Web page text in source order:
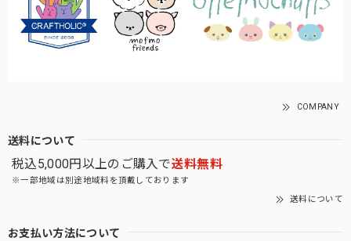
COMPANY
送料について
税込5,000円以上のご購入で送料無料
※一部地域は別途地域料を頂戴しております
送料について
お支払い方法について